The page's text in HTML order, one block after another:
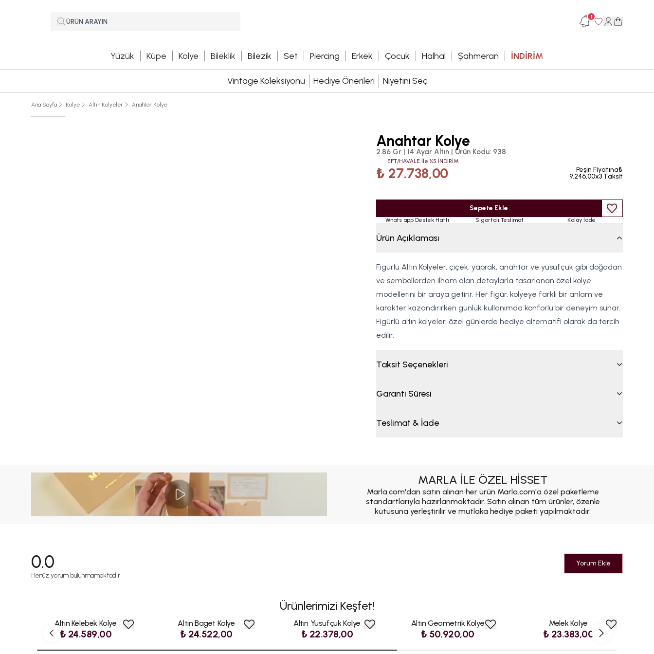
1
Yüzük Küpe Kolye Bileklik Bilezik Set Piercing Erkek Çocuk Halhal Şahmeran İNDİRİM
Vintage Koleksiyonu Hediye Önerileri Niyetini Seç
Ana Sayfa Kolye Altın Kolyeler Anahtar Kolye
Anahtar Kolye
2.86 Gr | 14 Ayar Altın | Ürün Kodu: 938
EFT/HAVALE İle %5 İNDİRİM
₺ 27.738,00
Peşin Fiyatına₺
9.246,00x3 Taksit
Sepete Ekle
Whats app Destek Hattı Sigortalı Teslimat Kolay İade
Ürün Açıklaması
Figürlü Altın Kolyeler, çiçek, yaprak, anahtar ve yusufçuk gibi doğadan
ve sembollerden ilham alan detaylarla tasarlanan özel kolye
modellerini bir araya getirir. Her figür, kolyeye farklı bir anlam ve
karakter kazandırırken günlük kullanımda konforlu bir deneyim sunar.
Figürlü altın kolyeler, özel günlerde hediye alternatifi olarak da tercih
edilir.
Taksit Seçenekleri
Garanti Süresi
Teslimat & İade
MARLA İLE ÖZEL HİSSET
Marla.com'dan satın alınan her ürün Marla.com'a özel paketleme
standartlarıyla hazırlanmaktadır. Satın alınan tüm ürünler, özenle
kutusuna yerleştirilir ve mutlaka hediye paketi yapılmaktadır.
0.0
Henüz yorum bulunmamaktadır
Yorum Ekle
Ürünlerimizi Keşfet!
Altın Kelebek Kolye
₺ 24.589,00
Altın Baget Kolye
₺ 24.522,00
Altın Yusufçuk Kolye
₺ 22.378,00
Altın Geometrik Kolye
₺ 50.920,00
Melek Kolye
₺ 23.383,00